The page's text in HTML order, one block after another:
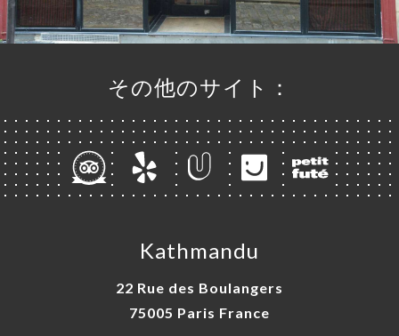
その他のサイト：
Kathmandu
22 Rue des Boulangers
75005 Paris France